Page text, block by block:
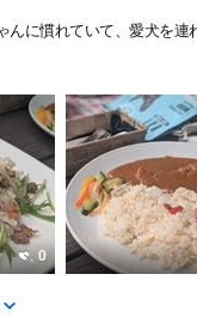
んに慣れていて、愛犬を連
0